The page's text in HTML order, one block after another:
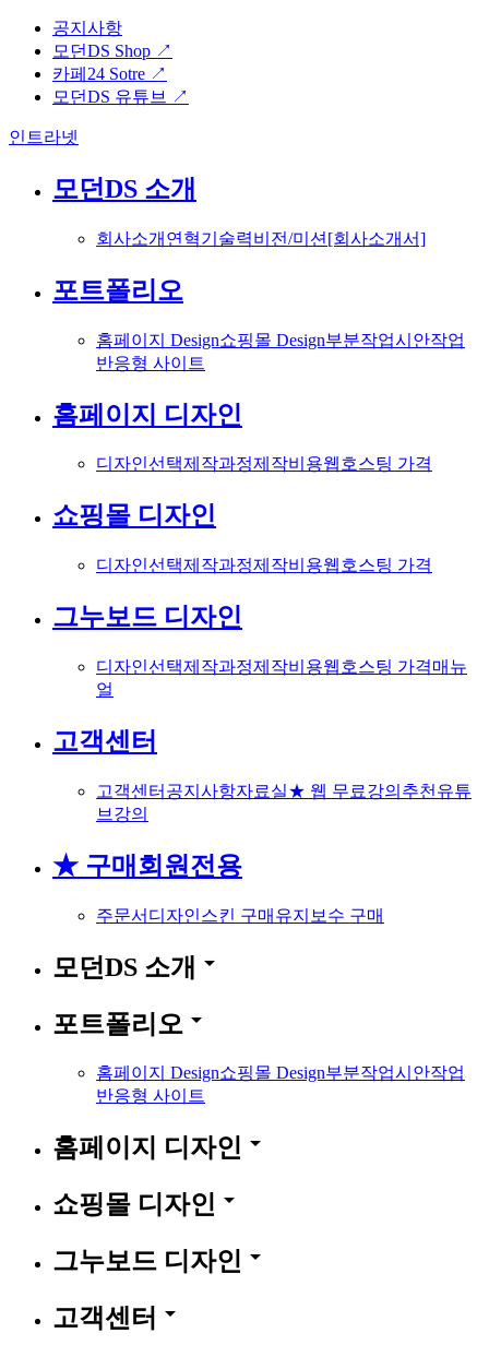
공지사항
모던DS Shop ↗
카페24 Sotre ↗
모던DS 유튜브 ↗
인트라넷
모던DS 소개
회사소개 연혁기술력비전/미션 [회사소개서]
포트폴리오
홈페이지 Design쇼핑몰 Design부분작업시안작업
반응형 사이트
홈페이지 디자인
디자인선택제작과정제작비용웹호스팅 가격
쇼핑몰 디자인
디자인선택제작과정제작비용웹호스팅 가격
그누보드 디자인
디자인선택제작과정제작비용웹호스팅 가격매뉴
얼
고객센터
고객센터 공지사항자료실★ 웹 무료강의 추천유튜
브강의
★ 구매회원전용
주문서 디자인스킨 구매 유지보수 구매
모던DS 소개 arrow_drop_down
포트폴리오 arrow_drop_down
홈페이지 Design쇼핑몰 Design부분작업시안작업
반응형 사이트
홈페이지 디자인 arrow_drop_down
쇼핑몰 디자인 arrow_drop_down
그누보드 디자인 arrow_drop_down
고객센터 arrow_drop_down